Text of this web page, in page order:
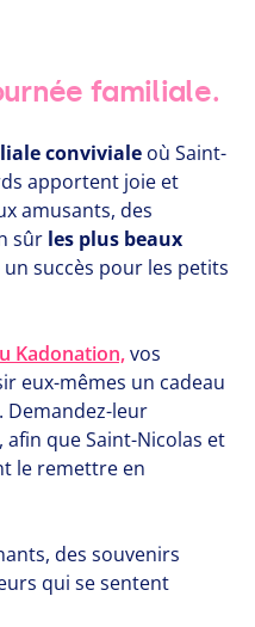
familiale.
conviviale où Saint-
apportent joie et
amusants, des
sûr les plus beaux
un succès pour les petits
Kadonation,vos
eux-mêmes un cadeau
Demandez-leur
afin que Saint-Nicolas et
le remettre en
des souvenirs
qui se sentent